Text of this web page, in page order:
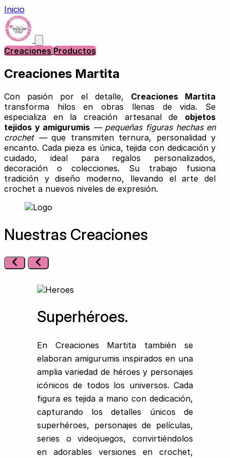
Inicio
CreacionesProductos
Creaciones Martita
Con pasión por el detalle, Creaciones Martita
transforma hilos en obras llenas de vida. Se
especializa en la creación artesanal de objetos
tejidos y amigurumis — pequeñas figuras hechas en
crochet —que transmiten ternura, personalidad y
encanto. Cada pieza es única, tejida con dedicación y
cuidado, ideal para regalos personalizados,
decoración o colecciones. Su trabajo fusiona
tradición y diseño moderno, llevando el arte del
crochet a nuevos niveles de expresión.
Nuestras Creaciones
Superhéroes.
En Creaciones Martita también se
elaboran amigurumis inspirados en una
amplia variedad de héroes y personajes
icónicos de todos los universos. Cada
figura es tejida a mano con dedicación,
capturando los detalles únicos de
superhéroes, personajes de películas,
series o videojuegos, convirtiéndolos
en adorables versiones en crochet,